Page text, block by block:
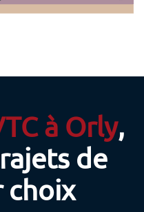
à Orly,
de
choix